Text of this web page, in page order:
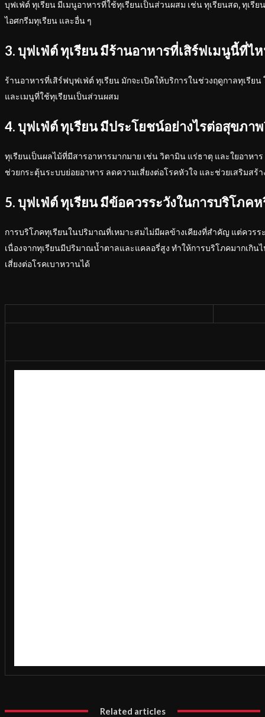
บุฟเฟ่ต์ ทุเรียน มีเมนูอาหารที่ใช้ทุเรียนเป็นส่วนผสม เช่น ทุเรียนสด, ทุเรี
ไอศกรีมทุเรียน และอื่น ๆ
3. บุฟเฟ่ต์ ทุเรียน มีร้านอาหารที่เสิร์ฟเมนูนี้ที่ไ
ร้านอาหารที่เสิร์ฟบุฟเฟ่ต์ ทุเรียน มักจะเปิดให้บริการในช่วงฤดูกาลทุเรีย
และเมนูที่ใช้ทุเรียนเป็นส่วนผสม
4. บุฟเฟ่ต์ ทุเรียน มีประโยชน์อย่างไรต่อสุขภาพ
ทุเรียนเป็นผลไม้ที่มีสารอาหารมากมาย เช่น วิตามิน แร่ธาตุ และใยอาห
ช่วยกระตุ้นระบบย่อยอาหาร ลดความเสี่ยงต่อโรคหัวใจ และช่วยเสริมสร้
5. บุฟเฟ่ต์ ทุเรียน มีข้อควรระวังในการบริโภคห
การบริโภคทุเรียนในปริมาณที่เหมาะสมไม่มีผลข้างเคียงที่สำคัญ แต่ควร
เนื่องจากทุเรียนมีปริมาณน้ำตาลและแคลอรี่สูง ทำให้การบริโภคมากเกิน
เสี่ยงต่อโรคเบาหวานได้
Related articles